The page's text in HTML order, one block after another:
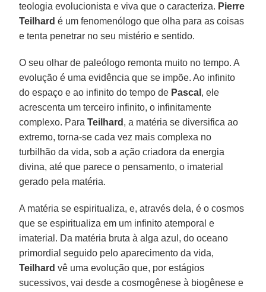
teologia evolucionista e viva que o caracteriza. Pierre
Teilhard é um fenomenólogo que olha para as coisas
e tenta penetrar no seu mistério e sentido.
O seu olhar de paleólogo remonta muito no tempo. A
evolução é uma evidência que se impõe. Ao infinito
do espaço e ao infinito do tempo de Pascal , ele
acrescenta um terceiro infinito, o infinitamente
complexo. ParaTeilhard , a matéria se diversifica ao
extremo, torna-se cada vez mais complexa no
turbilhão da vida, sob a ação criadora da energia
divina, até que parece o pensamento, o imaterial
gerado pela matéria.
A matéria se espiritualiza, e, através dela, é o cosmos
que se espiritualiza em um infinito atemporal e
imaterial. Da matéria bruta à alga azul, do oceano
primordial seguido pelo aparecimento da vida,
Teilhard vê uma evolução que, por estágios
sucessivos, vai desde a cosmogênese à biogênese e